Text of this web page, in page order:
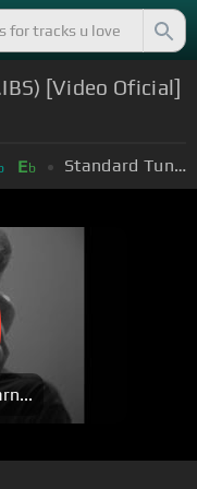
[Video Oficial]
Eb Standard Tuning (EADGBE)